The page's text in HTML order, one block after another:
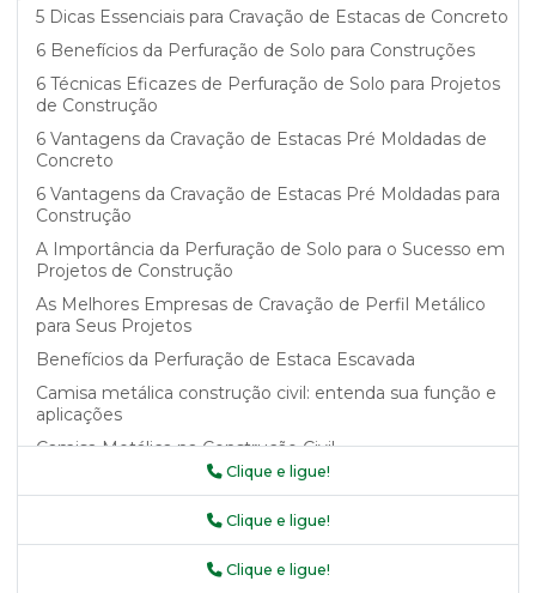
5 Dicas Essenciais para Cravação de Estacas de Concreto
6 Benefícios da Perfuração de Solo para Construções
6 Técnicas Eficazes de Perfuração de Solo para Projetos
de Construção
6 Vantagens da Cravação de Estacas Pré Moldadas de
Concreto
6 Vantagens da Cravação de Estacas Pré Moldadas para
Construção
A Importância da Perfuração de Solo para o Sucesso em
Projetos de Construção
As Melhores Empresas de Cravação de Perfil Metálico
para Seus Projetos
Benefícios da Perfuração de Estaca Escavada
Camisa metálica construção civil: entenda sua função e
aplicações
Camisa Metálica na Construção Civil
Camisa metálica na construção civil como garantia de
segurança e durabilidade
Camisa Metálica na Construção Civil: Benefícios e
Clique e ligue!
Clique e ligue!
Clique e ligue!